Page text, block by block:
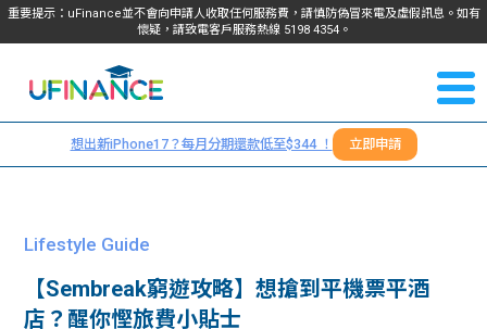
重要提示：uFinance並不會向申請人收取任何服務費，請慎防偽冒來電及虛假訊息。如有
懷疑，請致電客戶服務熱線 5198 4354。
我們
服務
們
＋
想出新iPhone17？每月分期還款低至$344 ！ 立即申請
Lifestyle Guide
【Sembreak窮遊攻略】想搶到平機票平酒
店？醒你慳旅費小貼士